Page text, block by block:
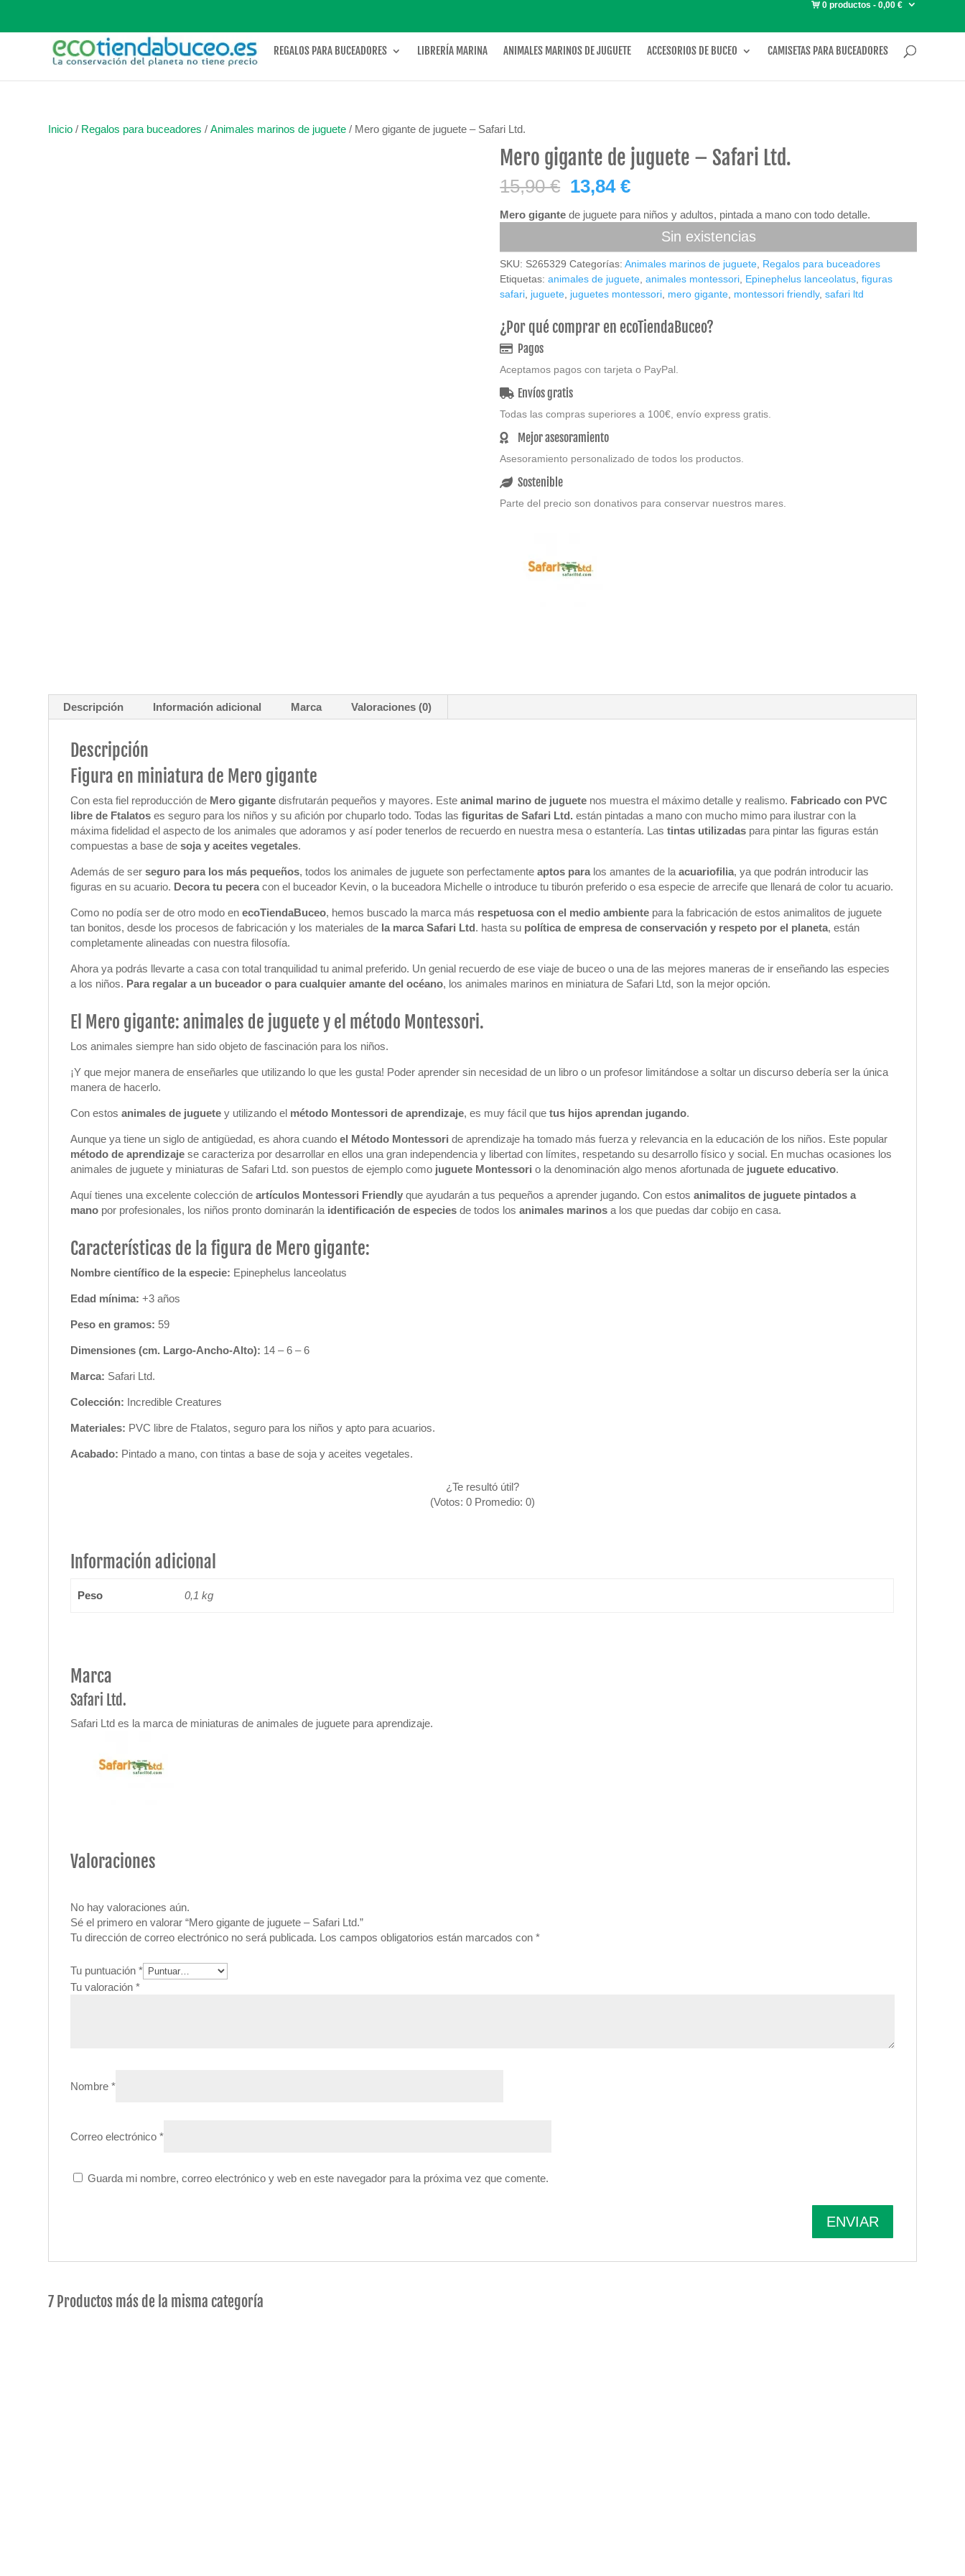
0 productos 0,00 €
REGALOS PARA BUCEADORES LIBRERÍA MARINA ANIMALES MARINOS DE JUGUETE ACCESORIOS DE BUCEO CAMISETAS PARA BUCEADORES
Inicio / Regalos para buceadores /Animales marinos de juguete / Mero gigante de juguete – Safari Ltd.
Mero gigante de juguete – Safari Ltd.
15,90€ El
precio
original
15,90 €.
13,84€El
actual
13,84 €.
Mero gigante de juguete para niños y adultos, pintada a mano con todo detalle.
Sin existencias
SKU: S265329 Categorías:Animales marinos de juguete Regalos para buceadores
Etiquetas:animales de juguete ,animales montessori Epinephelus lanceolatus ,figuras
safari juguete juguetes montessori mero gigante montessori friendly,safari ltd
¿Por qué comprar en ecoTiendaBuceo?
Pagos
Aceptamos pagos con tarjeta o PayPal.
Envíos gratis
Todas las compras superiores a 100€, envío express gratis.
Mejor asesoramiento
Asesoramiento personalizado de todos los productos.
Sostenible
Parte del precio son donativos para conservar nuestros mares.
Descripción Información adicional Marca Valoraciones (0)
Descripción
Figura en miniatura de Mero gigante
Con esta fiel reproducción de Mero gigante disfrutarán pequeños y mayores. Esteanimal marino de juguete nos muestra el máximo detalle y realismo. Fabricado con PVC
libre de Ftalatos es seguro para los niños y su afición por chuparlo todo. Todas lasfiguritas de Safari Ltd. están pintadas a mano con mucho mimo para ilustrar con la
máxima fidelidad el aspecto de los animales que adoramos y así poder tenerlos de recuerdo en nuestra mesa o estantería. Lastintas utilizadas para pintar las figuras están
compuestas a base desoja y aceites vegetales.
Además de serseguro para los más pequeños, todos los animales de juguete son perfectamenteaptos para los amantes de laacuariofilia, ya que podrán introducir las
figuras en su acuario. Decora tu pecera con el buceador Kevin, o la buceadora Michelle o introduce tu tiburón preferido o esa especie de arrecife que llenará de color tu acuario.
Como no podía ser de otro modo enecoTiendaBuceo, hemos buscado la marca más respetuosa con el medio ambiente para la fabricación de estos animalitos de juguete
tan bonitos, desde los procesos de fabricación y los materiales de la marca Safari Ltd. hasta su política de empresa de conservación y respeto por el planeta, están
completamente alineadas con nuestra filosofía.
Ahora ya podrás llevarte a casa con total tranquilidad tu animal preferido. Un genial recuerdo de ese viaje de buceo o una de las mejores maneras de ir enseñando las especies
a los niños. Para regalar a un buceador o para cualquier amante del océano, los animales marinos en miniatura de Safari Ltd, son la mejor opción.
El Mero gigante: animales de juguete y el método Montessori.
Los animales siempre han sido objeto de fascinación para los niños.
¡Y que mejor manera de enseñarles que utilizando lo que les gusta! Poder aprender sin necesidad de un libro o un profesor limitándose a soltar un discurso debería ser la única
manera de hacerlo.
Con estosanimales de juguete y utilizando el método Montessori de aprendizaje, es muy fácil quetus hijos aprendan jugando.
Aunque ya tiene un siglo de antigüedad, es ahora cuandoel Método Montessori de aprendizaje ha tomado más fuerza y relevancia en la educación de los niños. Este popular
método de aprendizaje se caracteriza por desarrollar en ellos una gran independencia y libertad con límites, respetando su desarrollo físico y social. En muchas ocasiones los
animales de juguete y miniaturas de Safari Ltd. son puestos de ejemplo como juguete Montessori o la denominación algo menos afortunada de juguete educativo.
Aquí tienes una excelente colección deartículos Montessori Friendly que ayudarán a tus pequeños a aprender jugando. Con estosanimalitos de juguete pintados a
mano por profesionales, los niños pronto dominarán la identificación de especies de todos losanimales marinos a los que puedas dar cobijo en casa.
Características de la figura de Mero gigante:
Nombre científico de la especie: Epinephelus lanceolatus
Edad mínima: +3 años
Peso en gramos: 59
Dimensiones (cm. Largo-Ancho-Alto): 14 – 6 – 6
Marca: Safari Ltd.
Colección: Incredible Creatures
Materiales: PVC libre de Ftalatos, seguro para los niños y apto para acuarios.
Acabado: Pintado a mano, con tintas a base de soja y aceites vegetales.
¿Te resultó útil?
(Votos: 0 Promedio: 0)
Información adicional
Peso 0,1 kg
Marca
Safari Ltd.
Safari Ltd es la marca de miniaturas de animales de juguete para aprendizaje.
Valoraciones
No hay valoraciones aún.
Sé el primero en valorar “Mero gigante de juguete – Safari Ltd.”
Tu dirección de correo electrónico no será publicada. Los campos obligatorios están marcados con*
Tu puntuación*
Tu valoración*
Nombre*
Correo electrónico*
Guarda mi nombre, correo electrónico y web en este navegador para la próxima vez que comente.
7 Productos más de la misma categoría